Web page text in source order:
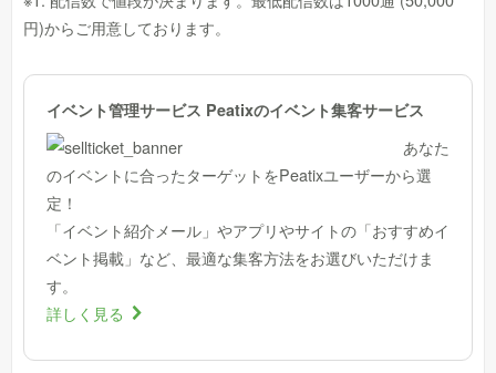
円)からご用意しております。
イベント管理サービス Peatixのイベント集客サービス
あなた
のイベントに合ったターゲットをPeatixユーザーから選
定！
「イベント紹介メール」やアプリやサイトの「おすすめイ
ベント掲載」など、最適な集客方法をお選びいただけま
す。
詳しく見る
>